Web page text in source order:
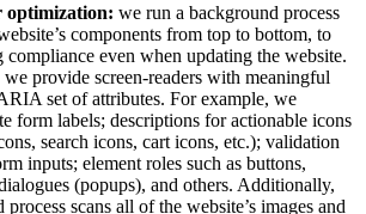
optimization: we run a background process
components from top to bottom, to
compliance even when updating the website.
we provide screen-readers with meaningful
set of attributes. For example, we
form labels; descriptions for actionable icons
search icons, cart icons, etc.); validation
inputs; element roles such as buttons,
(popups), and others. Additionally,
scans all of the website’s images and